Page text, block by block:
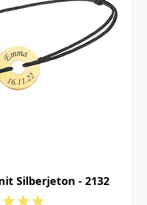
Silberjeton - 2132